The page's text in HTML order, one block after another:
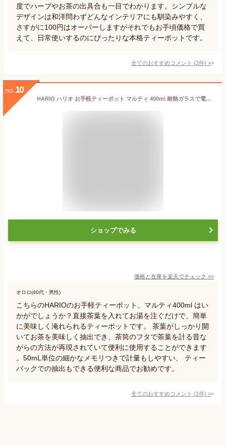
度でハーブやお茶の出具合も一目でわかります。シンプルな
デザインは和洋問わずどんなインテリアにも馴染みやすく、
さすがに100円はオーバーしますがそれでもお手頃価格で買
えて、日常使いするのにぴったりな本格ティーポットです。
全てのおすすめコメント (2件) >
no. 10
HARIO ハリオ お手軽ティーポット マルティ 400ml 耐熱ガラスで電子レンジもOK！ 緑茶 紅茶 ハーブティー
ショップでみる
価格と在庫を楽天でチェック >>
オロロ(40代・男性)
こちらのHARIOのお手軽ティーポット、マルティ400ml はい
かがでしょうか？直接茶葉を入れてお湯を注ぐだけで、簡単
に美味しく淹れられるティーポットです。 茶葉がしっかり開
いてお茶を美味しく抽出でき、茶筒のフタで茶葉を計る昔な
がらの方法が再現されていて便利に使用することができます
。50mL単位の細かなメモリつきで計量もしやすい、 ティー
バックでの抽出もできる便利な商品でお勧めです。
全てのおすすめコメント (1件) >